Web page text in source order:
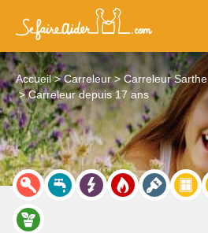
Accueil Carreleur Carreleur Sarthe
Carreleur depuis 17 ans